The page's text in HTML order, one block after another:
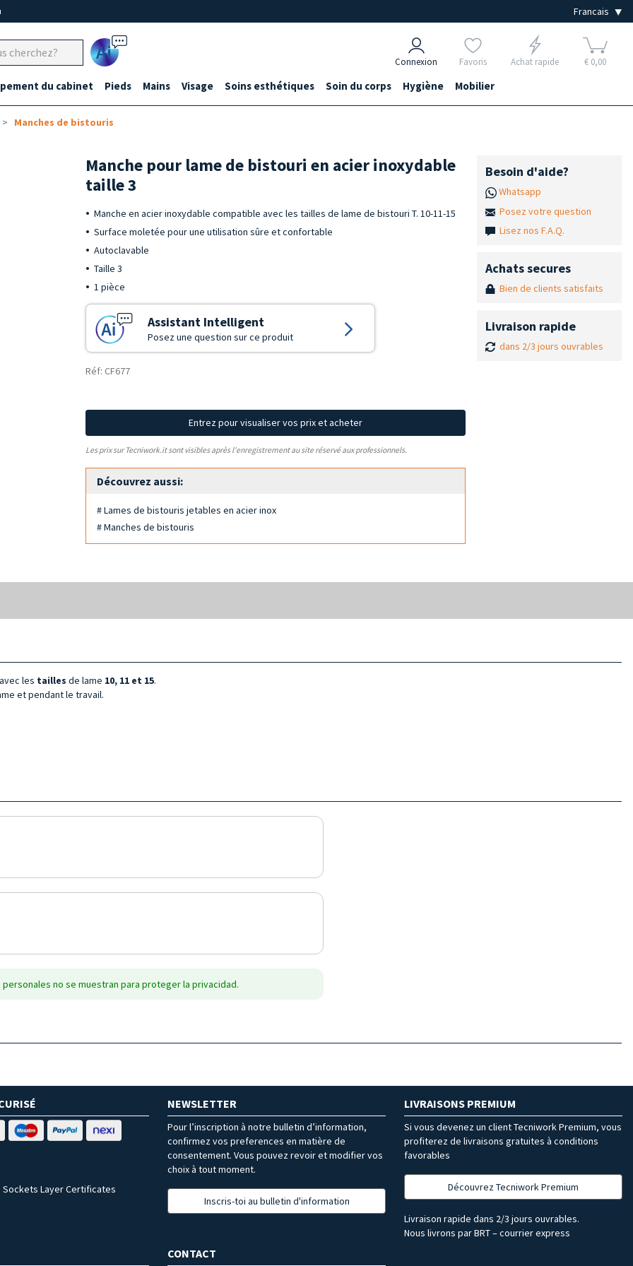
Ai Connexion Favoris Achat rapide € 0,00
du cabinet Pieds Mains Visage Soins esthétiques Soin du corps Hygiène Mobilier
Manches de bistouris
Manche pour lame de bistouri en acier inoxydable
taille 3
Manche en acier inoxydable compatible avec les tailles de lame de bistouri T. 10-11-15
Surface moletée pour une utilisation sûre et confortable
Autoclavable
Taille 3
1 pièce
Assistant Intelligent
Posez une question sur ce produit
Réf: CF677
Entrez pour visualiser vos prix et acheter
Les prix sur Tecniwork.it sont visibles après l'enregistrement au site réservé aux professionnels.
Découvrez aussi:
# Lames de bistouris jetables en acier inox
# Manches de bistouris
Besoin d'aide?
Whatsapp
Posez votre question
Lisez nos F.A.Q.
Achats secures
Bien de clients satisfaits
Livraison rapide
dans 2/3 jours ouvrables
les tailles de lame 10, 11 et 15.
et pendant le travail.
no se muestran para proteger la privacidad.
Sockets Layer Certificates
NEWSLETTER
Pour l’inscription à notre bulletin d’information,
confirmez vos preferences en matière de
consentement. Vous pouvez revoir et modifier vos
choix à tout moment.
Inscris-toi au bulletin d'information
LIVRAISONS PREMIUM
Si vous devenez un client Tecniwork Premium, vous
profiterez de livraisons gratuites à conditions
favorables
Découvrez Tecniwork Premium
Livraison rapide dans 2/3 jours ouvrables.
Nous livrons par BRT – courrier express
CONTACT